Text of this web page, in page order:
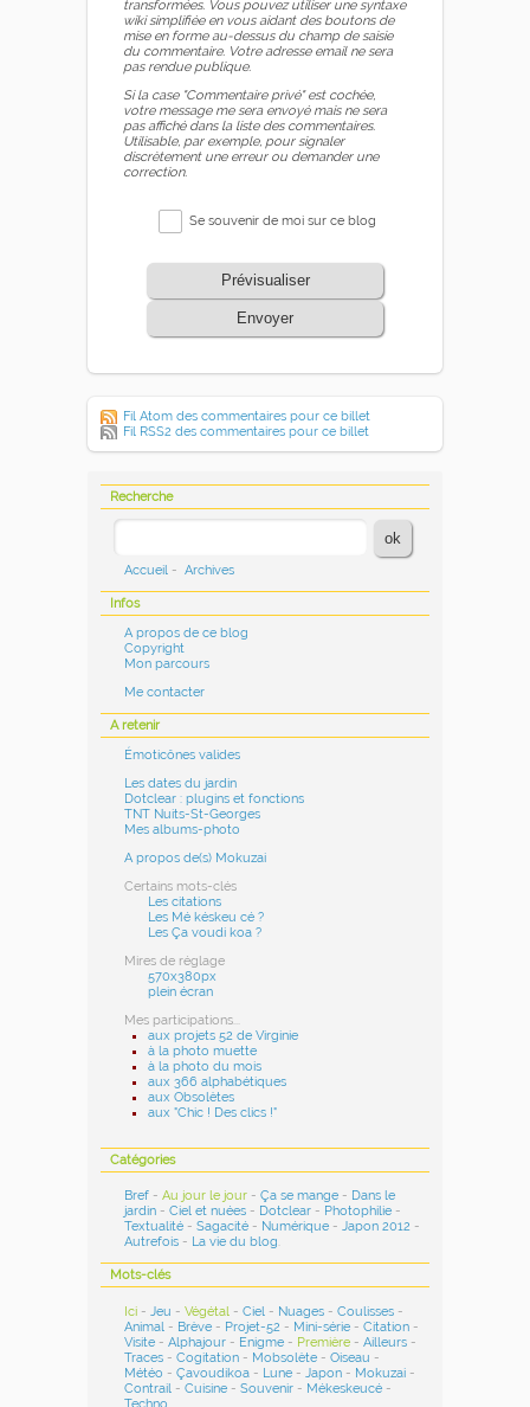
transformées. Vous pouvez utiliser une syntaxe
wiki simplifiée en vous aidant des boutons de
mise en forme au-dessus du champ de saisie
du commentaire. Votre adresse email ne sera
pas rendue publique.
Si la case "Commentaire privé" est cochée,
votre message me sera envoyé mais ne sera
pas affiché dans la liste des commentaires.
Utilisable, par exemple, pour signaler
discrètement une erreur ou demander une
correction.
Se souvenir de moi sur ce blog
Prévisualiser
Envoyer
Fil Atom des commentaires pour ce billet
Fil RSS2 des commentaires pour ce billet
Recherche
Accueil - Archives
Infos
A propos de ce blog
Copyright
Mon parcours
Me contacter
A retenir
Émoticônes valides
Les dates du jardin
Dotclear : plugins et fonctions
TNT Nuits-St-Georges
Mes albums-photo
A propos de(s) Mokuzai
Certains mots-clés
Les citations
Les Mé késkeu cé ?
Les Ça voudi koa ?
Mires de réglage
570x380px
plein écran
Mes participations...
aux projets 52 de Virginie
à la photo muette
à la photo du mois
aux 366 alphabétiques
aux Obsolètes
aux "Chic ! Des clics !"
Catégories
Bref -Au jour le jour -Ça se mange - Dans le
jardin -Ciel et nuées - Dotclear - Photophilie -
Textualité -Sagacité - Numérique -Japon 2012 -
Autrefois - La vie du blog.
Mots-clés
Ici -Jeu -Végétal -Ciel - Nuages -Coulisses -
Animal - Brève - Projet-52 - Mini-série -Citation -
Visite -Alphajour - Enigme - Première -Ailleurs -
Traces -Cogitation - Mobsolète -Oiseau -
Météo -Çavoudikoa - Lune -Japon - Mokuzai -
Contrail -Cuisine -Souvenir - Mékeskeucé -
Techno